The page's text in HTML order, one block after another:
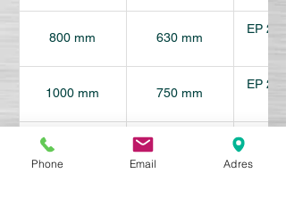
800 mm 630 mm
EP
1000 mm 750 mm
EP
1200 mm
Phone Email Adres